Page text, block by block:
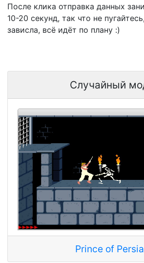
После клика отправка данных
10-20 секунд, так что не
зависла, всё идёт по плану :)
Случайный
Prince of Persia